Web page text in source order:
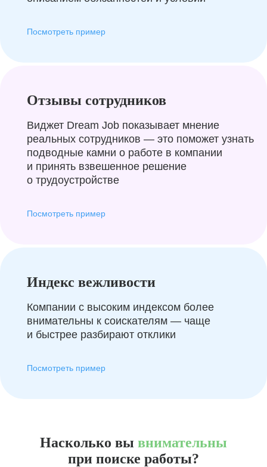
Посмотреть пример
Отзывы сотрудников
Виджет Dream Job показывает мнение
реальных сотрудников — это поможет узнать
подводные камни о работе в компании
и принять взвешенное решение
о трудоустройстве
Посмотреть пример
Индекс вежливости
Компании с высоким индексом более
внимательны к соискателям — чаще
и быстрее разбирают отклики
Посмотреть пример
Насколько вы внимательны
при поиске работы?